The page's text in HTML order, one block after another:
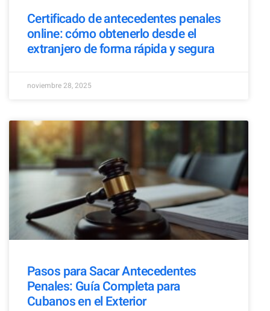
Certificado de antecedentes penales
online: cómo obtenerlo desde el
extranjero de forma rápida y segura
noviembre 28, 2025
Pasos para Sacar Antecedentes
Penales: Guía Completa para
Cubanos en el Exterior